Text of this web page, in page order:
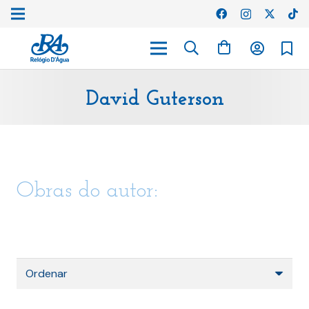
David Guterson
Obras do autor: